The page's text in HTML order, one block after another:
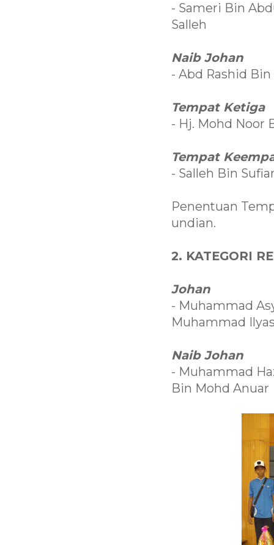
- Sameri Bin
Salleh
Naib Johan
- Abd Rashid
Tempat Ketiga
- Hj. Mohd Noor
Tempat
- Salleh Bin
Penentuan
undian.
2. KATEGORI
Johan
- Muhammad
Muhammad
Naib Johan
- Muhammad
Bin Mohd Anuar